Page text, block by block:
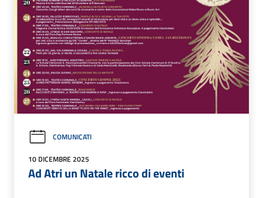
COMUNICATI
10 DICEMBRE 2025
Ad Atri un Natale ricco di eventi